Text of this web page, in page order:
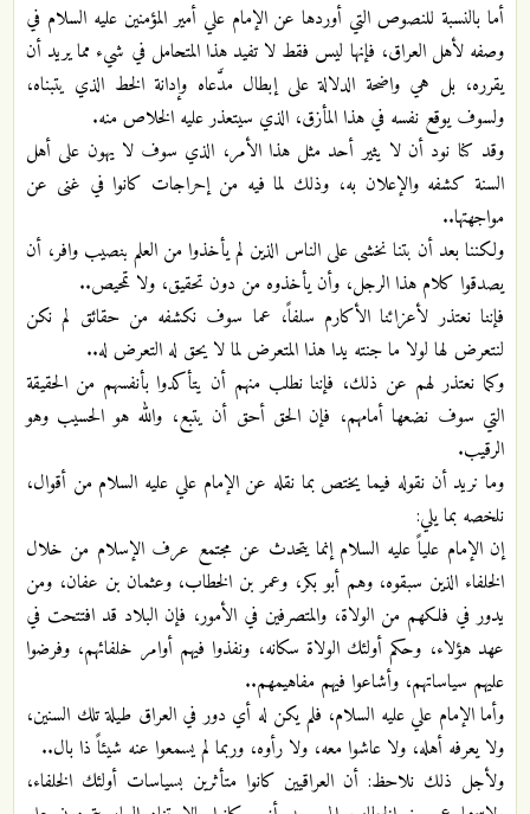
أما بالنسبة للنصوص التي أوردها عن الإمام علي أمير المؤمنين عليه السلام في
وصفه لأهل العراق، فإنها ليس فقط لا تفيد هذا المتحامل في شيء مما يريد أن
يقرره، بل هي واضحة الدلالة على إبطال مدَّعاه وإدانة الخط الذي يتبناه،
ولسوف يوقع نفسه في هذا المأزق، الذي سيتعذر عليه الخلاص منه.
وقد كنا نود أن لا يثير أحد مثل هذا الأمر، الذي سوف لا يهون على أهل
السنة كشفه والإعلان به، وذلك لما فيه من إحراجات كانوا في غنى عن
مواجهتها..
ولكننا بعد أن بتنا نخشى على الناس الذين لم يأخذوا من العلم بنصيب وافر، أن
يصدقوا كلام هذا الرجل، وأن يأخذوه من دون تحقيق، ولا تمحيص..
فإننا نعتذر لأعزائنا الأكارم سلفاً، عما سوف نكشفه من حقائق لم نكن
لنتعرض لها لولا ما جنته يدا هذا المتعرض لما لا يحق له التعرض له..
وكما نعتذر لهم عن ذلك، فإننا نطلب منهم أن يتأكدوا بأنفسهم من الحقيقة
التي سوف نضعها أمامهم، فإن الحق أحق أن يتبع، والله هو الحسيب وهو
الرقيب.
وما نريد أن نقوله فيما يختص بما نقله عن الإمام علي عليه السلام من أقوال،
نلخصه بما يلي:
إن الإمام علياً عليه السلام إنما يتحدث عن مجتمع عرف الإسلام من خلال
الخلفاء الذين سبقوه، وهم أبو بكر، وعمر بن الخطاب، وعثمان بن عفان، ومن
يدور في فلكهم من الولاة، والمتصرفين في الأمور، فإن البلاد قد افتتحت في
عهد هؤلاء، وحكم أولئك الولاة سكانه، ونفذوا فيهم أوامر خلفائهم، وفرضوا
عليهم سياساتهم، وأشاعوا فيهم مفاهيمهم..
وأما الإمام علي عليه السلام، فلم يكن له أي دور في العراق طيلة تلك السنين،
ولا يعرفه أهله، ولا عاشوا معه، ولا رأوه، وربما لم يسمعوا عنه شيئاً ذا بال..
ولأجل ذلك نلاحظ: أن العراقيين كانوا متأثرين بسياسات أولئك الخلفاء،